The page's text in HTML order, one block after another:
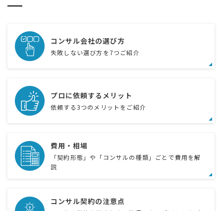
コンサル会社の選び方
失敗しない選び方を7つご紹介
プロに依頼するメリット
依頼する3つのメリットをご紹介
費用・相場
「契約形態」や「コンサルの種類」ごとで費用を解
説
コンサル契約の注意点